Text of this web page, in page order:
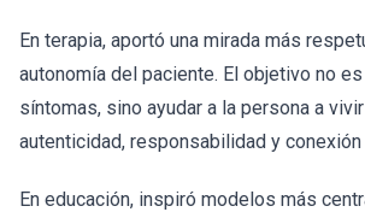
En terapia, aportó una mirada más
autonomía del paciente. El objetivo no
síntomas, sino ayudar a la persona a
autenticidad, responsabilidad y
En educación, inspiró modelos más